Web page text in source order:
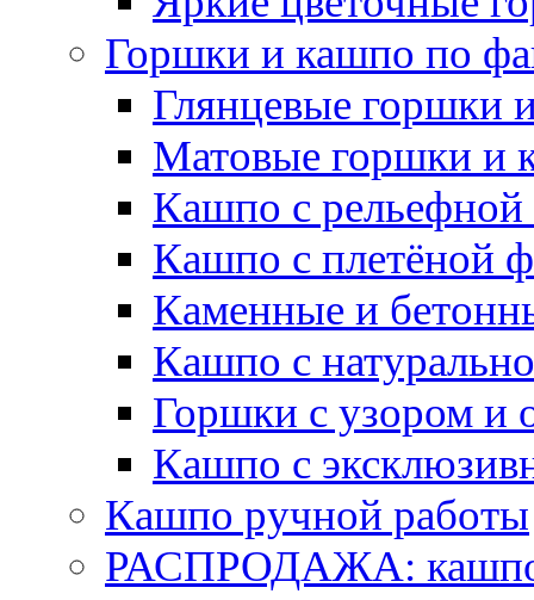
Горшки и кашпо по
Глянцевые горшки
Матовые горшки и
Кашпо с рельефной
Кашпо с плетёной
Каменные и
Кашпо с
Горшки с узором и
Кашпо с
Кашпо ручной работы
РАСПРОДАЖА: кашпо